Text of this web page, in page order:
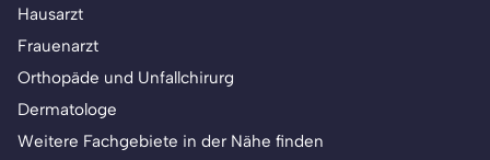
Hausarzt
Frauenarzt
Orthopäde und Unfallchirurg
Dermatologe
Weitere Fachgebiete in der Nähe finden